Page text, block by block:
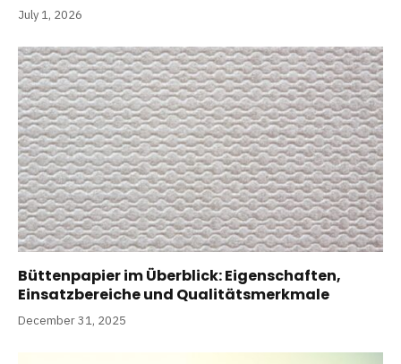
July 1, 2026
Büttenpapier im Überblick: Eigenschaften,
Einsatzbereiche und Qualitätsmerkmale
December 31, 2025